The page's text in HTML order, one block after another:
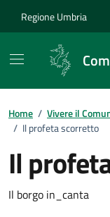
Regione Umbria
Home / Vivere il
/ Il profeta scorretto
Il
Dettagli
Il borgo in_canta